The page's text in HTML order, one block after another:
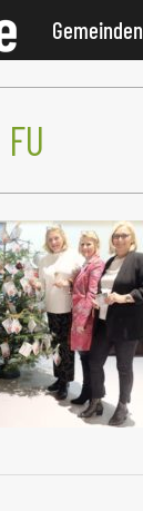
Gemeinden
FU